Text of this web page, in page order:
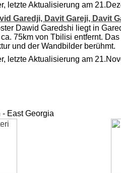
letzte Aktualisierung am
Garedji, Davit Gareji, Davit
Dawid Garedshi liegt in
75km von Tbilisi entfernt.
und der Wandbilder berühmt.
letzte Aktualisierung am
East Georgia